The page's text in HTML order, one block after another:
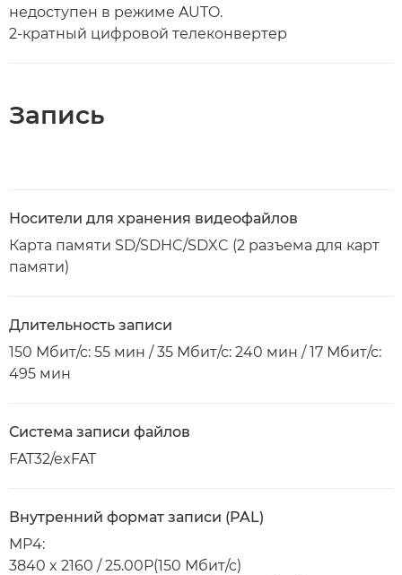
недоступен в режиме AUTO.
2-кратный цифровой телеконвертер
Запись
Носители для хранения видеофайлов
Карта памяти SD/SDHC/SDXC (2 разъема для карт
памяти)
Длительность записи
150 Мбит/с: 55 мин / 35 Мбит/с: 240 мин / 17 Мбит/с:
495 мин
Система записи файлов
FAT32/exFAT
Внутренний формат записи (PAL)
MP4:
3840 x 2160 / 25.00P(150 Мбит/с)